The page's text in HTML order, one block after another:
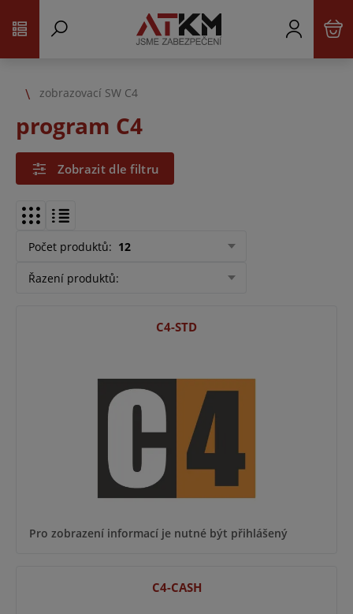
zobrazovací SW C4
program C4
Zobrazit dle filtru
Počet produktů: 12
Řazení produktů:
C4-STD
Pro zobrazení informací je nutné být přihlášený
C4-CASH